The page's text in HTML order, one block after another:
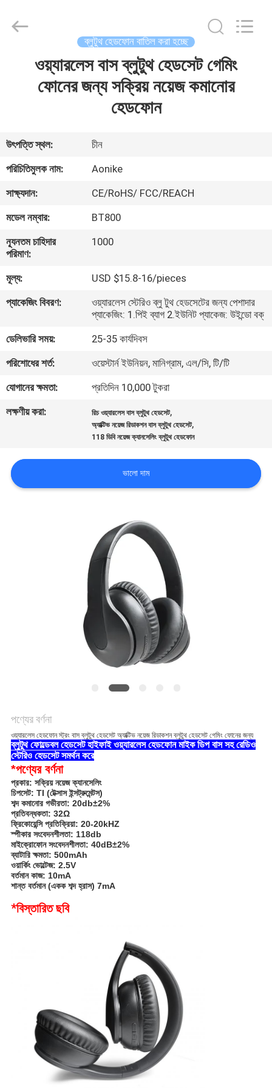
আমাদের
সম্পর্কে
কারখানা
ভ্রমণ
নিয়ন্ত্রণ
সাথে
যোগাযোগ
করুন
আবেদন
Co,ltd.
ব্লুটুথ হেডফোন বাতিল করা হচ্ছে
ওয়্যারলেস বাস ব্লুটুথ হেডসেট গেমিং
ফোনের জন্য সক্রিয় নয়েজ কমানোর
হেডফোন
উৎপত্তি স্থল:
চীন
পরিচিতিমুলক নাম:
Aonike
সাক্ষ্যদান:
CE/RoHS/ FCC/REACH
মডেল নম্বার:
BT800
ন্যূনতম চাহিদার
পরিমাণ:
1000
মূল্য:
USD $15.8-16/pieces
প্যাকেজিং বিবরণ:
ওয়্যারলেস স্টেরিও ব্লু টুথ হেডসেটের জন্য পেশাদার
প্যাকেজিং: 1.পিই ব্যাগ 2.ইউনিট প্যাকেজ: উইন্ডো বক্
ডেলিভারি সময়:
25-35 কার্যদিবস
পরিশোধের শর্ত:
ওয়েস্টার্ন ইউনিয়ন, মানিগ্রাম, এল/সি, টি/টি
যোগানের ক্ষমতা:
প্রতিদিন 10,000 টুকরা
লক্ষণীয় করা:
রিচ ওয়্যারলেস বাস ব্লুটুথ হেডসেট,
অ্যাক্টিভ নয়েজ রিডাকশন বাস ব্লুটুথ হেডসেট,
118 ডিবি নয়েজ ক্যানসেলিং ব্লুটুথ হেডফোন
ভালো দাম
পণ্যের বর্ণনা
ওয়্যারলেস হেডফোন স্ট্রং বাস ব্লুটুথ হেডসেট অ্যাক্টিভ নয়েজ রিডাকশন ব্লুটুথ হেডসেট গেমিং ফোনের জন্য
ব্লুটুথ ফোল্ডেবল হেডসেট হাইফাই ওয়্যারলেস হেডফোন মাইক ডিপ বাস সহ রেডিও
স্টেরিও হেডসেট সমর্থন করে
*পণ্যের বর্ণনা
প্রকার: সক্রিয় নয়েজ ক্যানসেলিং
চিপসেট: TI (টেক্সাস ইন্সট্রুমেন্টস)
শব্দ কমানোর গভীরতা: 20db±2%
প্রতিবন্ধকতা: 32Ω
ফ্রিকোয়েন্সি প্রতিক্রিয়া: 20-20kHZ
স্পীকার সংবেদনশীলতা: 118db
মাইক্রোফোন সংবেদনশীলতা: 40dB±2%
ব্যাটারি ক্ষমতা: 500mAh
ওয়ার্কিং ভোল্টেজ: 2.5V
বর্তমান কাজ: 10mA
শান্ত বর্তমান (একক শব্দ হ্রাস) 7mA
*বিস্তারিত ছবি